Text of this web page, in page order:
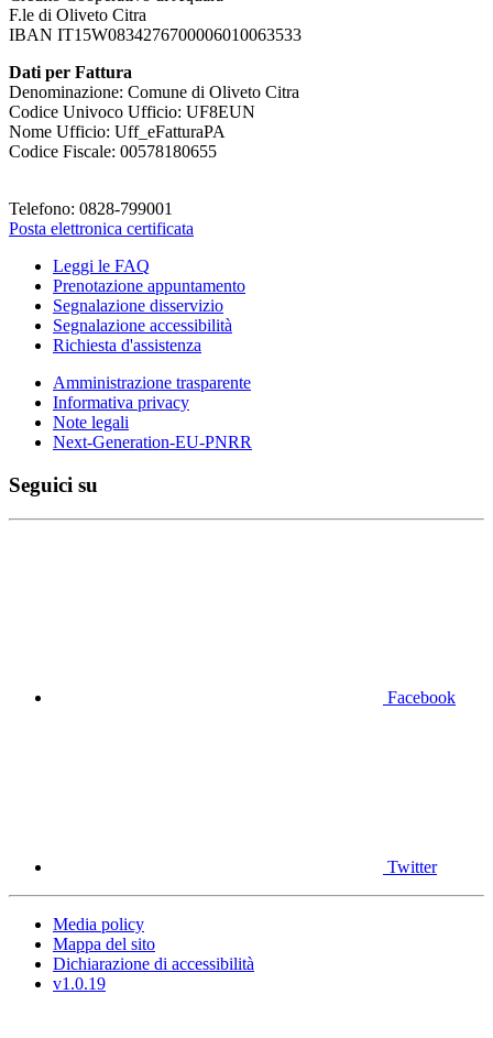
F.le di Oliveto Citra
IBAN IT15W0834276700006010063533
Dati per Fattura
Denominazione: Comune di Oliveto Citra
Codice Univoco Ufficio: UF8EUN
Nome Ufficio: Uff_eFatturaPA
Codice Fiscale: 00578180655
Telefono: 0828-799001
Posta elettronica certificata
Leggi le FAQ
Prenotazione appuntamento
Segnalazione disservizio
Segnalazione accessibilità
Richiesta d'assistenza
Amministrazione trasparente
Informativa privacy
Note legali
Next-Generation-EU-PNRR
Seguici su
Facebook
Twitter
Media policy
Mappa del sito
Dichiarazione di accessibilità
v1.0.19